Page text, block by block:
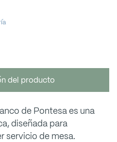
del producto
de Pontesa es una
diseñada para
servicio de mesa.